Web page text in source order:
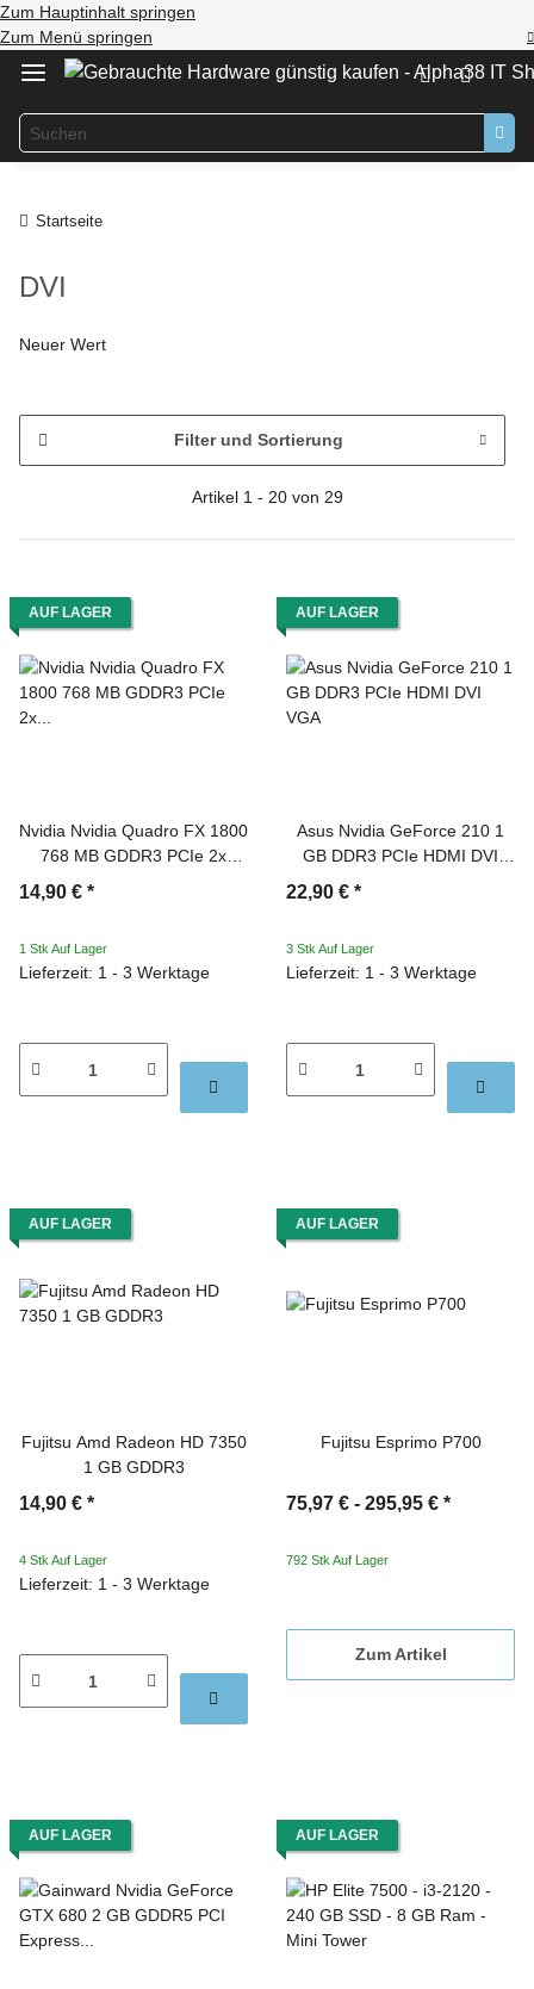
Zum Hauptinhalt springen
Zum Menü springen
Startseite
DVI
Neuer Wert
Filter und Sortierung
Artikel 1 - 20 von 29
AUF LAGER
Nvidia Nvidia Quadro FX 1800
768 MB GDDR3 PCIe 2x
Displayport DVI
14,90 € *
1 Stk Auf Lager
Lieferzeit: 1 - 3 Werktage
AUF LAGER
Asus Nvidia GeForce 210 1
GB DDR3 PCIe HDMI DVI
22,90 € *
3 Stk Auf Lager
Lieferzeit: 1 - 3 Werktage
AUF LAGER
Fujitsu Amd Radeon HD 7350
1 GB GDDR3
14,90 € *
4 Stk Auf Lager
Lieferzeit: 1 - 3 Werktage
AUF LAGER
Fujitsu Esprimo P700
75,97 € - 295,95 € *
792 Stk Auf Lager
Zum Artikel
AUF LAGER AUF LAGER